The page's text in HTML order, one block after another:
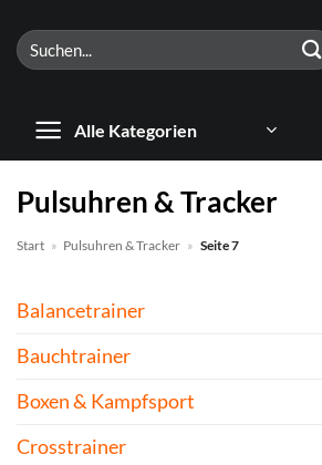
Inhalt
springen
Suchen
nach:
Alle Kategorien
Pulsuhren & Tracker
Start » Pulsuhren & Tracker » Seite 7
Balancetrainer
Bauchtrainer
Boxen & Kampfsport
Crosstrainer